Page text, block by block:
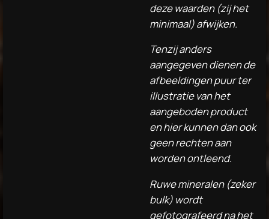
deze waarden (zij het
minimaal) afwijken.
Tenzij anders
aangegeven dienen de
afbeeldingen puur ter
illustratie van het
aangeboden product
en hier kunnen dan ook
geen rechten aan
worden ontleend.
Ruwe mineralen (zeker
bulk) wordt
gefotografeerd na het